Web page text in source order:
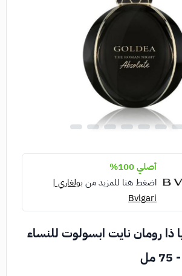
أصلي 100%
اضغط هنا للمزيد من بولغاري |
Bvlgari
ذا رومان نايت ابسولوت للنساء